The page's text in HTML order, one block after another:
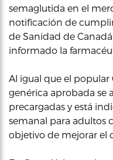
semaglutida en el
notificación de
de Sanidad de
informado la
Al igual que el popular
genérica aprobada
precargadas y está
semanal para adultos
objetivo de mejorar el